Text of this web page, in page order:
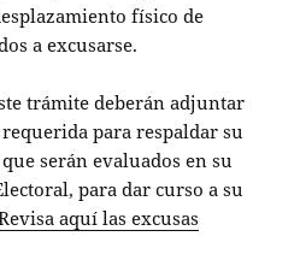
físico de
a excusarse.
trámite deberán adjuntar
para respaldar su
serán evaluados en su
para dar curso a su
aquí las excusas